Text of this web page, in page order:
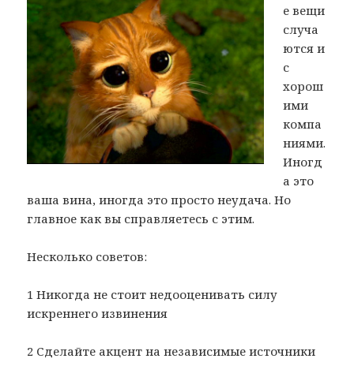
е вещи
случа
ются и
с
хорош
ими
компа
ниями.
Иногд
а это
ваша вина, иногда это просто неудача. Но
главное как вы справляетесь с этим.
Несколько советов:
1 Никогда не стоит недооценивать силу
искреннего извинения
2 Сделайте акцент на независимые источники